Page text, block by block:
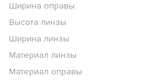
Ширина оправы
Высота линзы
Ширина линзы
Материал линзы
Материал оправы